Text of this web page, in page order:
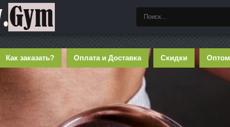
Как заказать? Оплата и Доставка Скидки Оптом